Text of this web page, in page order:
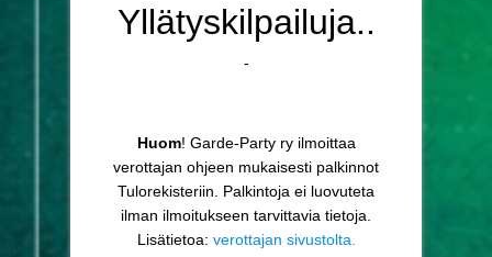
Yllätyskilpailuja..
-
Huom! Garde-Party ry ilmoittaa
verottajan ohjeen mukaisesti palkinnot
Tulorekisteriin. Palkintoja ei luovuteta
ilman ilmoitukseen tarvittavia tietoja.
Lisätietoa: verottajan sivustolta.